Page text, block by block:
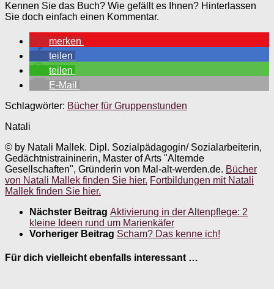
Kennen Sie das Buch? Wie gefällt es Ihnen? Hinterlassen
Sie doch einfach einen Kommentar.
merken
teilen
teilen
E-Mail
Schlagwörter: Bücher für Gruppenstunden
Natali
© by Natali Mallek. Dipl. Sozialpädagogin/ Sozialarbeiterin,
Gedächtnistraininerin, Master of Arts "Alternde
Gesellschaften", Gründerin von Mal-alt-werden.de. Bücher
von Natali Mallek finden Sie hier. Fortbildungen mit Natali
Mallek finden Sie hier.
Nächster Beitrag Aktivierung in der Altenpflege: 2
kleine Ideen rund um Marienkäfer
Vorheriger Beitrag Scham? Das kenne ich!
Für dich vielleicht ebenfalls interessant …